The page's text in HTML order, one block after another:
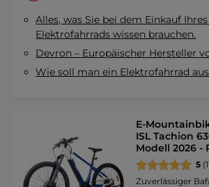
Alles, was Sie bei dem Einkauf
Elektrofahrrads wissen brauchen.
Devron – Europäischer Hersteller
Wie soll man ein Elektrofahrrad
E-
ISL Tachion
Modell 2026 -
5
Zuverlässiger